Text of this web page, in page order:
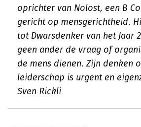
oprichter van Nolost, een B
gericht op mensgerichtheid.
tot Dwarsdenker van het Jaar
geen ander de vraag of
de mens dienen. Zijn denken
leiderschap is urgent en
Sven Rickli